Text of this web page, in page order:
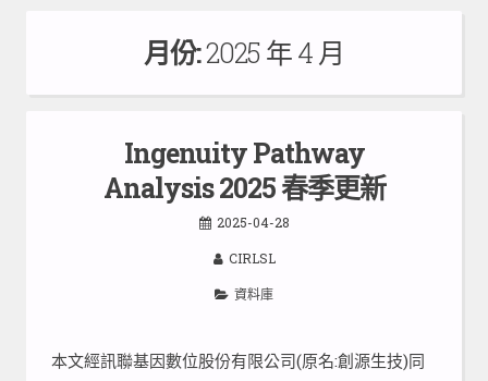
月份:2025 年 4 月
Ingenuity Pathway
Analysis 2025 春季更新
2025-04-28
CIRLSL
資料庫
本文經訊聯基因數位股份有限公司(原名:創源生技)同